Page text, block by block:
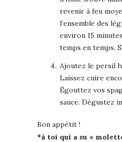
revenir à feu
l’ensemble des
environ 15
temps en temps.
Ajoutez le persil
Laissez cuire
Égouttez vos
sauce. Dégustez
Bon appétit !
*à toi qui a su «